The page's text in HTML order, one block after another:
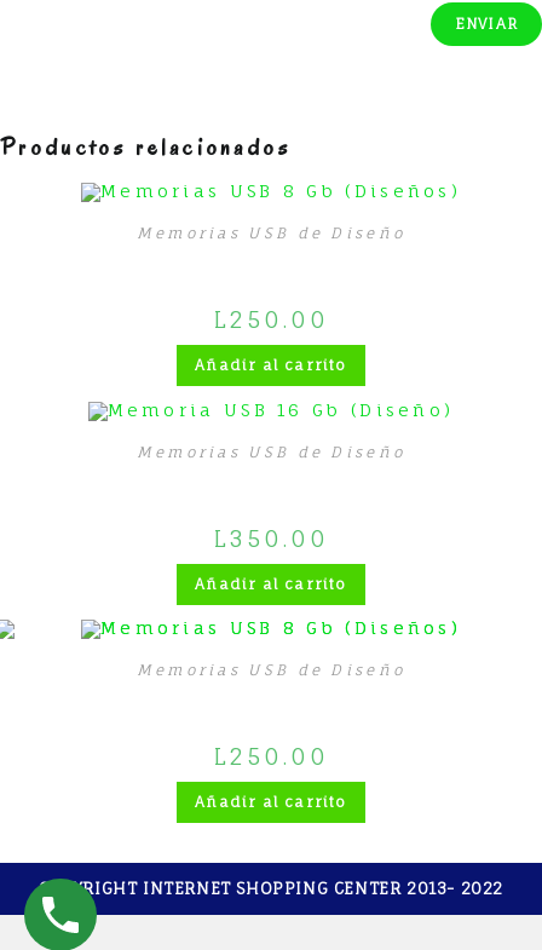
Productos relacionados
Memorias USB de Diseño
L250.00
Añadir al carrito
Memorias USB de Diseño
L350.00
Añadir al carrito
Memorias USB de Diseño
L250.00
Añadir al carrito
COPYRIGHT INTERNET SHOPPING CENTER 2013- 2022